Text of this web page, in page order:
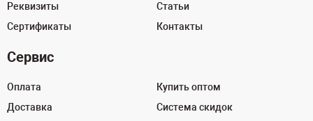
Реквизиты
Сертификаты
Статьи
Контакты
Сервис
Оплата
Доставка
Купить оптом
Система скидок